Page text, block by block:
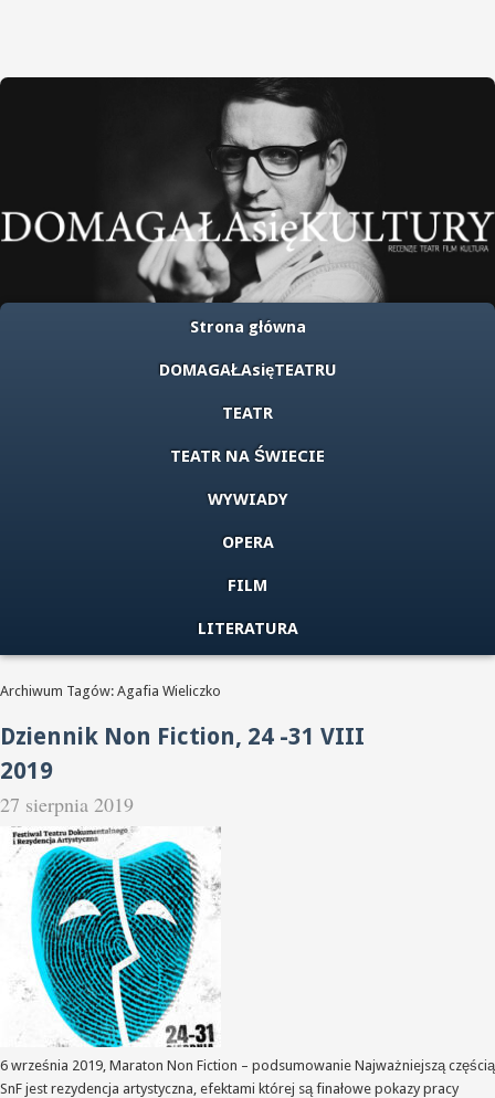
Strona główna
DOMAGAŁAsięTEATRU
TEATR
TEATR NA ŚWIECIE
WYWIADY
OPERA
FILM
LITERATURA
Archiwum Tagów: Agafia Wieliczko
Dziennik Non Fiction, 24 -31 VIII
2019
27 sierpnia 2019
6 września 2019, Maraton Non Fiction – podsumowanie Najważniejszą częścią
SnF jest rezydencja artystyczna, efektami której są finałowe pokazy pracy